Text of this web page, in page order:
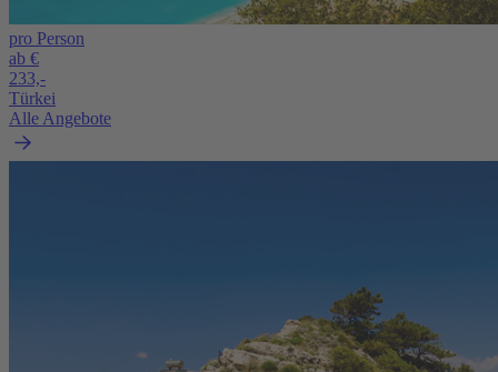
pro Person
ab €
233,-
Türkei
Alle Angebote